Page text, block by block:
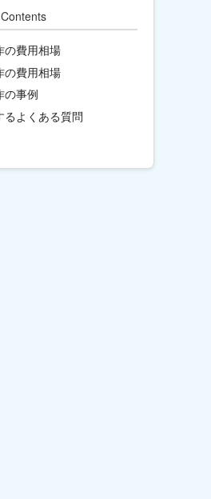
Contents
の費用相場
の費用相場
の事例
るよくある質問